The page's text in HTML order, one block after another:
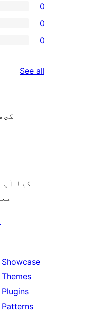
0
0
0
See all
کیا آپ
Showcase
Themes
Plugins
Patterns